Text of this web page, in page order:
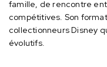
famille, de rencontre
compétitives. Son
collectionneurs Disney
évolutifs.